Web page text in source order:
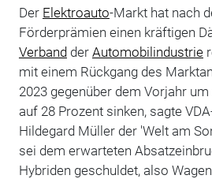
Der Elektroauto-Markt hat nach
Förderprämien einen kräftigen
Verbandder Automobilindustrie
mit einem Rückgang des
2023 gegenüber dem Vorjahr
auf 28 Prozent sinken, sagte
Hildegard Müller der 'Welt am
sei dem erwarteten
Hybriden geschuldet, also